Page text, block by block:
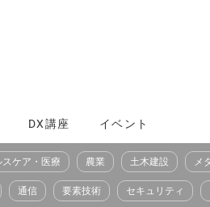
DX講座 イベント
スケア・医療 農業 土木建設 メ
通信 要素技術 セキュリティ